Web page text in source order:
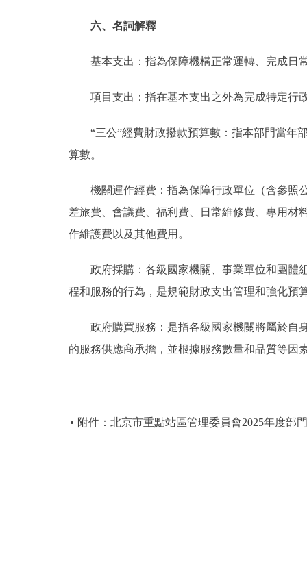
六、名詞解釋
基本支出：指為保障機構正常運轉、完成日
項目支出：指在基本支出之外為完成特定行
“三公”經費財政撥款預算數：指本部門當年部
算數。
機關運作經費：指為保障行政單位（含參照公
差旅費、會議費、福利費、日常維修費、專用材
作維護費以及其他費用。
政府採購：各級國家機關、事業單位和團體組
程和服務的行為，是規範財政支出管理和強化預
政府購買服務：是指各級國家機關將屬於自身
的服務供應商承擔，並根據服務數量和品質等因
附件：北京市重點站區管理委員會2025年度部